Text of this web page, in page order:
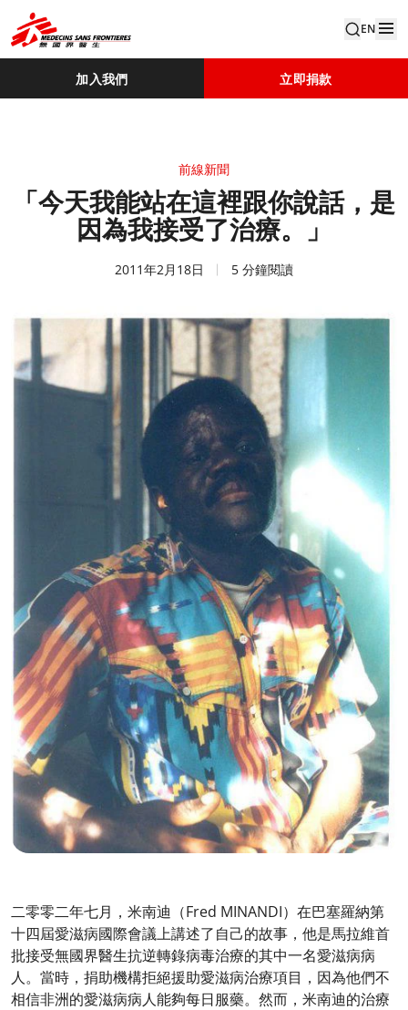
EN
加入我們 立即捐款
前線新聞
「今天我能站在這裡跟你說話，是
因為我接受了治療。」
2011年2月18日 5 分鐘閱讀
二零零二年七月，米南迪（Fred MINANDI）在巴塞羅納第
十四屆愛滋病國際會議上講述了自己的故事，他是馬拉維首
批接受無國界醫生抗逆轉錄病毒治療的其中一名愛滋病病
人。當時，捐助機構拒絕援助愛滋病治療項目，因為他們不
相信非洲的愛滋病病人能夠每日服藥。然而，米南迪的治療